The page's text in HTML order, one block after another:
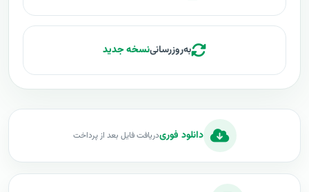
به‌روزرسانینسخه جدید
دانلود فوریدریافت فایل بعد از پرداخت